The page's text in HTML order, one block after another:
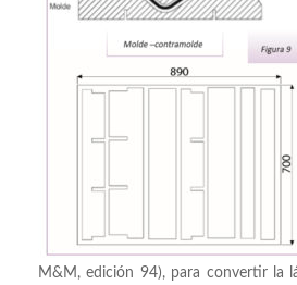
M&M, edición 94), para convertir la